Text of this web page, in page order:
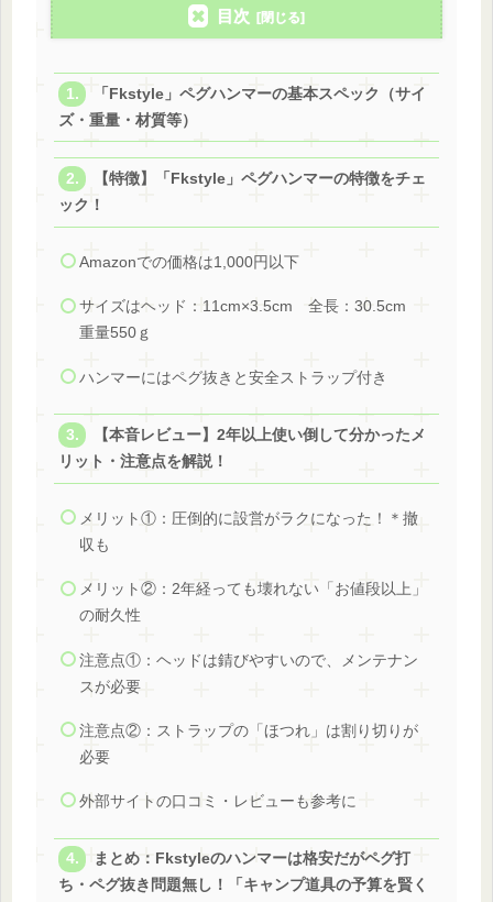
目次
「Fkstyle」ペグハンマーの基本スペック（サイ
ズ・重量・材質等）
【特徴】「Fkstyle」ペグハンマーの特徴をチェ
ック！
Amazonでの価格は1,000円以下
サイズはヘッド：11cm×3.5cm 全長：30.5cm
重量550ｇ
ハンマーにはペグ抜きと安全ストラップ付き
【本音レビュー】2年以上使い倒して分かったメ
リット・注意点を解説！
メリット①：圧倒的に設営がラクになった！＊撤
収も
メリット②：2年経っても壊れない「お値段以上」
の耐久性
注意点①：ヘッドは錆びやすいので、メンテナン
スが必要
注意点②：ストラップの「ほつれ」は割り切りが
必要
外部サイトの口コミ・レビューも参考に
まとめ：Fkstyleのハンマーは格安だがペグ打
ち・ペグ抜き問題無し！「キャンプ道具の予算を賢く